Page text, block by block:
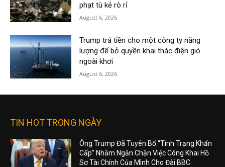
phạt tù kẻ rò rỉ
August 6, 2026
Trump trả tiền cho một công ty năng
lượng để bỏ quyền khai thác điện gió
ngoài khơi
August 6, 2026
TIN HOT TRONG NGÀY
Ông Trump Đã Tuyên Bố “Tình Trạng Khẩn
Cấp” Nhằm Ngăn Chặn Việc Công Khai Hồ
Sơ Tài Chính Của Mình Cho Đài BBC